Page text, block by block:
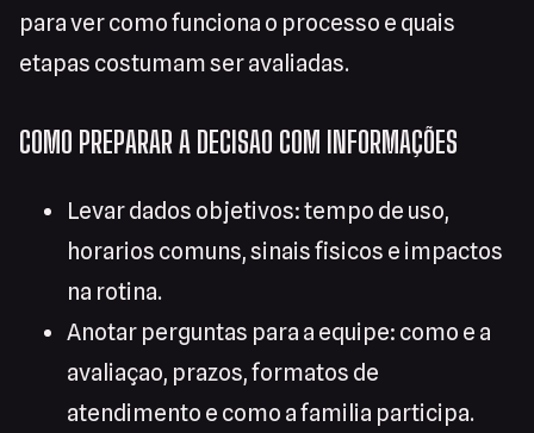
para ver como funciona o processo e quais
etapas costumam ser avaliadas.
COMO PREPARAR A DECISAO COM INFORMAÇÕES
Levar dados objetivos: tempo de uso,
horarios comuns, sinais fisicos e impactos
na rotina.
Anotar perguntas para a equipe: como e a
avaliaçao, prazos, formatos de
atendimento e como a familia participa.